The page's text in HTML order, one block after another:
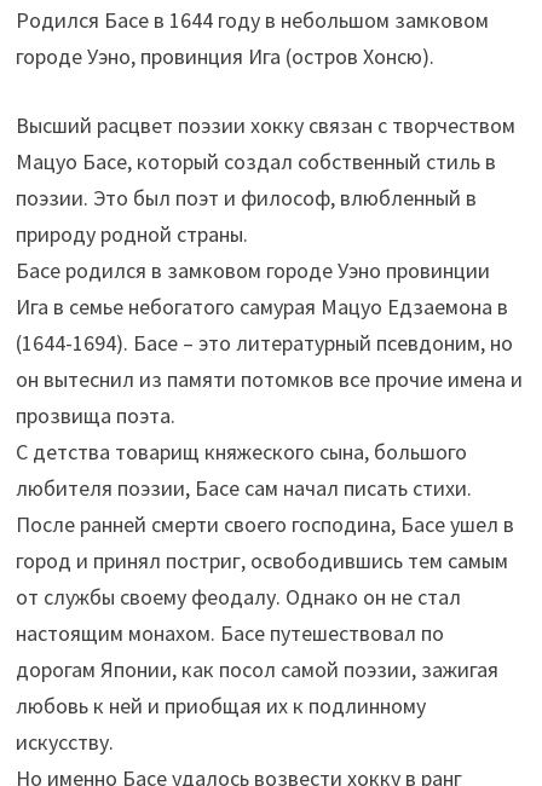
Родился Басе в 1644 году в небольшом замковом
городе Уэно, провинция Ига (остров Хонсю).
Высший расцвет поэзии хокку связан с творчеством
Мацуо Басе, который создал собственный стиль в
поэзии. Это был поэт и философ, влюбленный в
природу родной страны.
Басе родился в замковом городе Уэно провинции
Ига в семье небогатого самурая Мацуо Едзаемона в
(1644-1694). Басе – это литературный псевдоним, но
он вытеснил из памяти потомков все прочие имена и
прозвища поэта.
С детства товарищ княжеского сына, большого
любителя поэзии, Басе сам начал писать стихи.
После ранней смерти своего господина, Басе ушел в
город и принял постриг, освободившись тем самым
от службы своему феодалу. Однако он не стал
настоящим монахом. Басе путешествовал по
дорогам Японии, как посол самой поэзии, зажигая
любовь к ней и приобщая их к подлинному
искусству.
Но именно Басе удалось возвести хокку в ранг